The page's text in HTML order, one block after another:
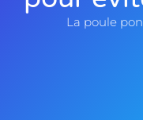
La poule